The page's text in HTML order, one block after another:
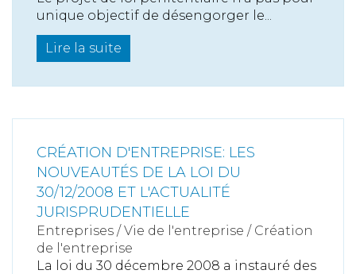
unique objectif de désengorger le...
Lire la suite
CRÉATION D'ENTREPRISE: LES
NOUVEAUTÉS DE LA LOI DU
30/12/2008 ET L'ACTUALITÉ
JURISPRUDENTIELLE
Entreprises /Vie de l'entreprise / Création
de l'entreprise
La loi du 30 décembre 2008 a instauré des